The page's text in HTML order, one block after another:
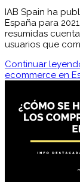
IAB Spain ha
España para
resumidas
usuarios que
Continuar
ecommerce en